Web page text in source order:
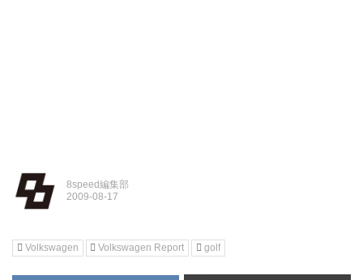
8speed編集部
Volkswagen Volkswagen Report golf